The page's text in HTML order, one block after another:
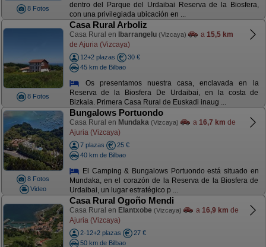
8 Fotos
dentro del Parque del Urdaibai Reserva de la Biosfera,
con una privilegiada ubicación en ...
8 Fotos
Casa Rural Arboliz
Casa Rural en Ibarrangelu (Vizcaya) a 15,5 km
de Ajuria (Vizcaya)
12+2 plazas
30 €
45 km de Bilbao
Os presentamos nuestra casa, enclavada en la
Reserva de la Biosfera De Urdaibai, en la costa de
Bizkaia. Primera Casa Rural de Euskadi inaug ...
8 Fotos
Video
Bungalows Portuondo
Casa Rural en Mundaka (Vizcaya) a 16,7 km de
Ajuria (Vizcaya)
7 plazas
25 €
40 km de Bilbao
El Camping & Bungalows Portuondo está situado en
Mundaka, en el corazón de la Reserva de la Biosfera de
Urdaibai, un lugar estratégico p ...
Casa Rural Ogoño Mendi
Casa Rural en Elantxobe (Vizcaya) a 16,9 km de
Ajuria (Vizcaya)
2-12+2 plazas
27 €
50 km de Bilbao